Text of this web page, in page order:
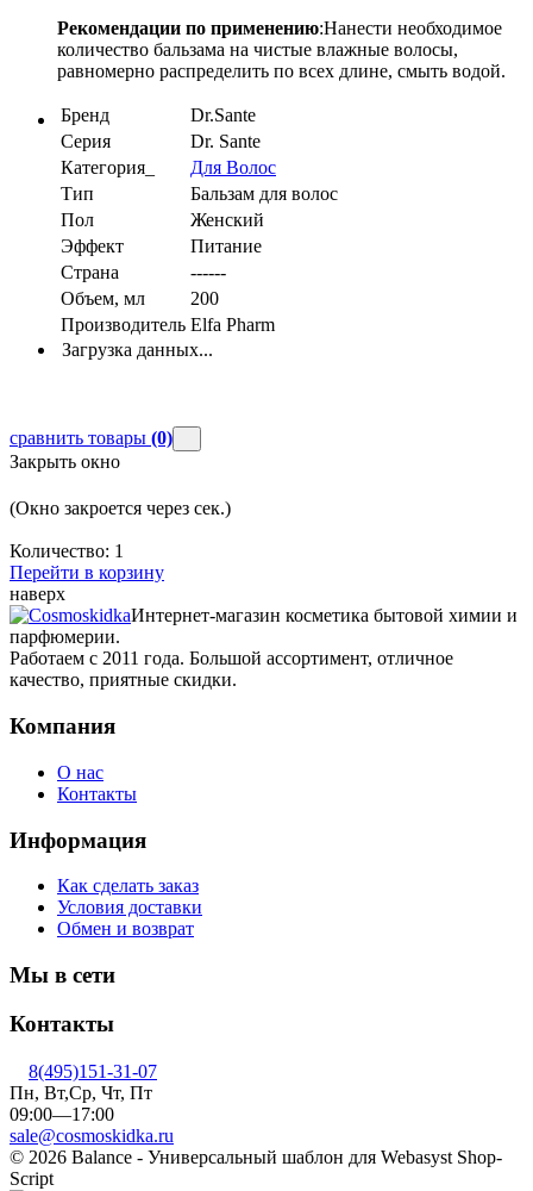
Рекомендации по применению:Нанести необходимое
количество бальзама на чистые влажные волосы,
равномерно распределить по всех длине, смыть водой.
Бренд
Dr.Sante
Серия
Dr. Sante
Категория_
Для Волос
Тип
Бальзам для волос
Пол
Женский
Эффект
Питание
Страна
------
Объем, мл
200
Производитель Elfa Pharm
Загрузка данных...
сравнить товары (0)
Закрыть окно
(Окно закроется через сек.)
Количество: 1
Перейти в корзину
наверх
Интернет-магазин косметика бытовой химии и
парфюмерии.
Работаем с 2011 года. Большой ассортимент, отличное
качество, приятные скидки.
Компания
О нас
Контакты
Информация
Как сделать заказ
Условия доставки
Обмен и возврат
Мы в сети
Контакты
8(495)151-31-07
Пн, Вт,Ср, Чт, Пт
09:00—17:00
sale@cosmoskidka.ru
© 2026 Balance - Универсальный шаблон для Webasyst Shop-
Script